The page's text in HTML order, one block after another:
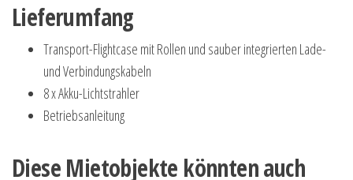
Lieferumfang
Transport-Flightcase mit Rollen und sauber integrierten Lade-
und Verbindungskabeln
8 x Akku-Lichtstrahler
Betriebsanleitung
Diese Mietobjekte könnten auch